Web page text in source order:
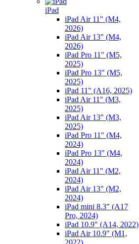
iPad
iPad Air 11" (M4,
2026)
iPad Air 13" (M4,
2026)
iPad Pro 11" (M5,
2025)
iPad Pro 13" (M5,
2025)
iPad 11" (A16, 2025)
iPad Air 11" (M3,
2025)
iPad Air 13" (M3,
2025)
iPad Pro 11" (M4,
2024)
iPad Pro 13" (M4,
2024)
iPad Air 11" (M2,
2024)
iPad Air 13" (M2,
2024)
iPad mini 8.3" (A17
Pro, 2024)
iPad 10.9" (A14, 2022)
iPad Air 10.9" (M1,
2022)